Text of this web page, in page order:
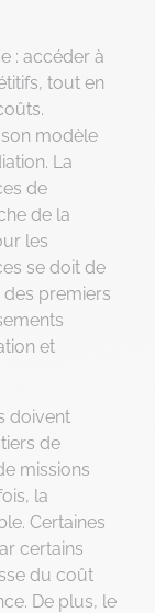
: accéder à
tout en
modèle
La
de
de la
les
se doit de
premiers
et
doivent
de
missions
la
Certaines
certains
du coût
De plus, le